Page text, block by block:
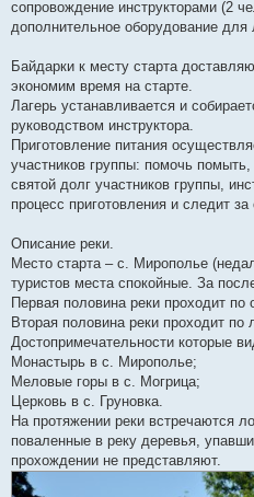
сопровождение инструкторами (2
дополнительное оборудование
Байдарки к месту старта
экономим время на старте.
Лагерь устанавливается и
руководством инструктора.
Приготовление питания
участников группы: помочь
святой долг участников группы,
процесс приготовления и следит
Описание реки.
Место старта – с. Мирополье
туристов места спокойные. За
Первая половина реки проходит по
Вторая половина реки проходит по
Достопримечательности которые
Монастырь в с. Мирополье;
Меловые горы в с. Могрица;
Церковь в с. Груновка.
На протяжении реки встречаются
поваленные в реку деревья,
прохождении не представляют.